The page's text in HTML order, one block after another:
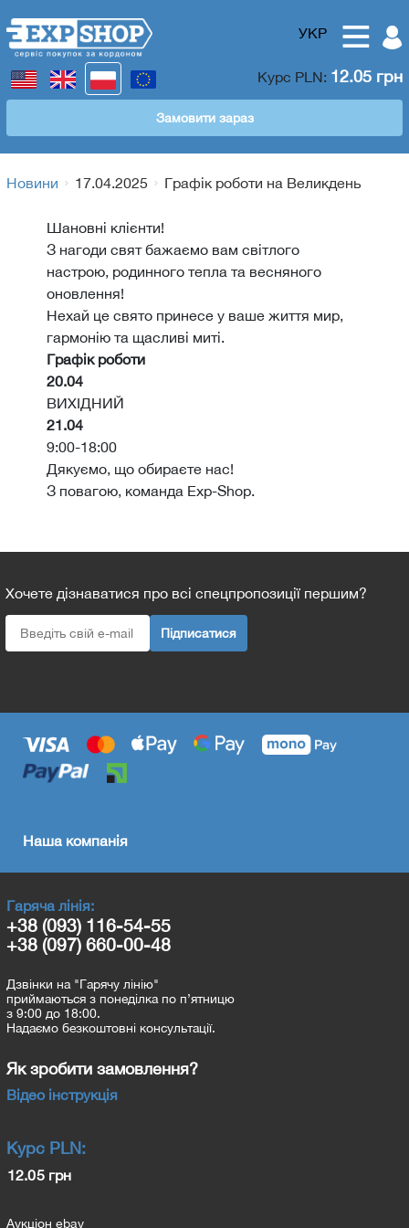
УКР
Курс PLN: 12.05 грн
Замовити зараз
Новини 17.04.2025 Графік роботи на Великдень
Шановні клієнти!
З нагоди свят бажаємо вам світлого
настрою, родинного тепла та весняного
оновлення!
Нехай це свято принесе у ваше життя мир,
гармонію та щасливі миті.
Графік роботи
20.04
ВИХІДНИЙ
21.04
9:00-18:00
Дякуємо, що обираєте нас!
З повагою, команда Exp-Shop.
Хочете дізнаватися про всі спецпропозиції першим?
Підписатися
Наша компанія
Гаряча лінія:
+38 (093) 116-54-55
+38 (097) 660-00-48
Дзвінки на "Гарячу лінію"
приймаються з понеділка по п’ятницю
з 9:00 до 18:00.
Надаємо безкоштовні консультації.
Як зробити замовлення?
Відео інструкція
Курс PLN:
12.05 грн
Аукціон ebay